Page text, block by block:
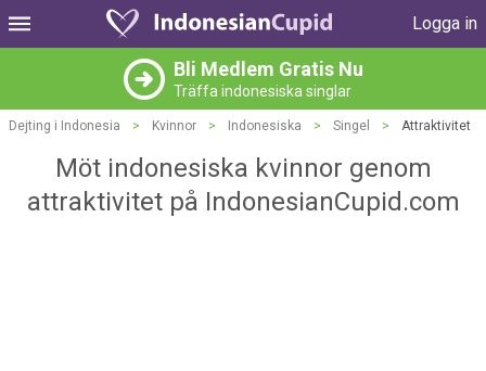
Logga in
Bli Medlem Gratis Nu
Träffa indonesiska singlar
Dejting i Indonesia > Kvinnor > Indonesiska > Singel > Attraktivitet
Möt indonesiska kvinnor genom
attraktivitet på IndonesianCupid.com